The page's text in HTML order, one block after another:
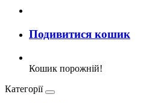
Подивитися кошик
Кошик порожній!
Категорії